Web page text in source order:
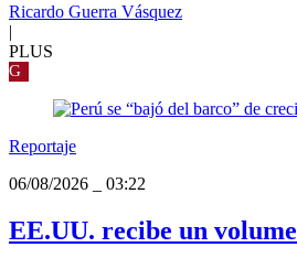
Ricardo Guerra Vásquez
PLUS
G
Reportaje
06/08/2026
03:22
EE.UU. recibe un